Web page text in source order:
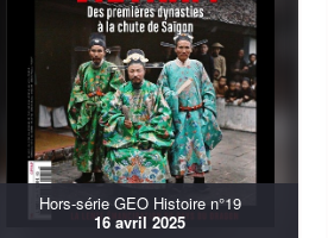
Hors-série GEO Histoire n°19
16 avril 2025